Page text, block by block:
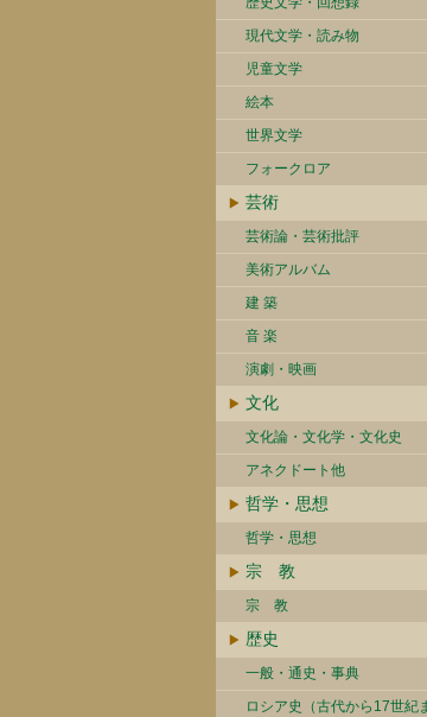
現代文学・読み物
児童文学
絵本
世界文学
フォークロア
芸術
芸術論・芸術批評
美術アルバム
建 築
音 楽
演劇・映画
文化
文化論・文化学・文化史
アネクドート他
哲学・思想
哲学・思想
宗 教
宗 教
歴史
一般・通史・事典
ロシア史（古代から17世紀